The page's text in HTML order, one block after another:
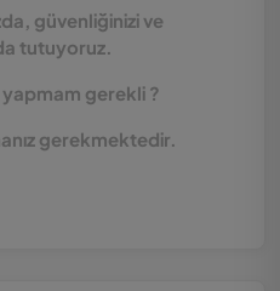
güvenliğinizi ve
tutuyoruz.
yapmam gerekli ?
gerekmektedir.